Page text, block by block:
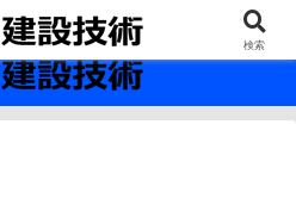
術の情報インフラ。
検索